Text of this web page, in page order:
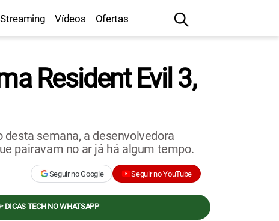
Streaming Vídeos Ofertas
Resident Evil 3,
semana, a desenvolvedora
pairavam no ar já há algum tempo.
Seguir no Google Seguir no YouTube
DICAS TECH NO WHATSAPP